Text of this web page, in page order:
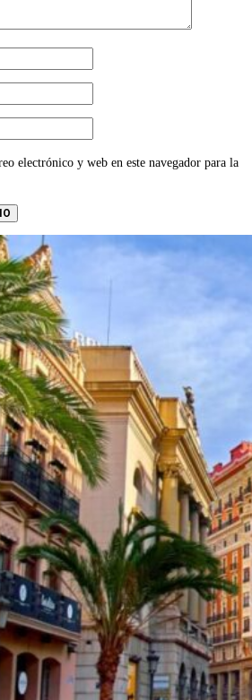
electrónico y web en este navegador para la